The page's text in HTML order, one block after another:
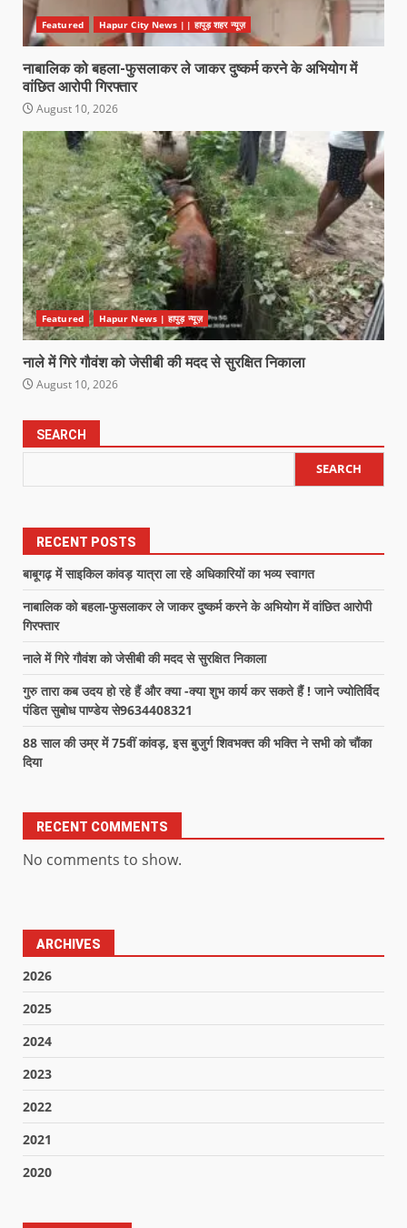
Featured Hapur City News || हापुड़ शहर न्यूज़
नाबालिक को बहला-फुसलाकर ले जाकर दुष्कर्म करने के अभियोग में
वांछित आरोपी गिरफ्तार
August 10, 2026
Featured Hapur News | हापुड़ न्यूज़
नाले में गिरे गौवंश को जेसीबी की मदद से सुरक्षित निकाला
August 10, 2026
SEARCH
SEARCH
RECENT POSTS
बाबूगढ़ में साइकिल कांवड़ यात्रा ला रहे अधिकारियों का भव्य स्वागत
नाबालिक को बहला-फुसलाकर ले जाकर दुष्कर्म करने के अभियोग में वांछित आरोपी
गिरफ्तार
नाले में गिरे गौवंश को जेसीबी की मदद से सुरक्षित निकाला
गुरु तारा कब उदय हो रहे हैं और क्या -क्या शुभ कार्य कर सकते हैं ! जाने ज्योतिर्विद
पंडित सुबोध पाण्डेय से9634408321
88 साल की उम्र में 75वीं कांवड़, इस बुजुर्ग शिवभक्त की भक्ति ने सभी को चौंका
दिया
RECENT COMMENTS
No comments to show.
ARCHIVES
2026
2025
2024
2023
2022
2021
2020